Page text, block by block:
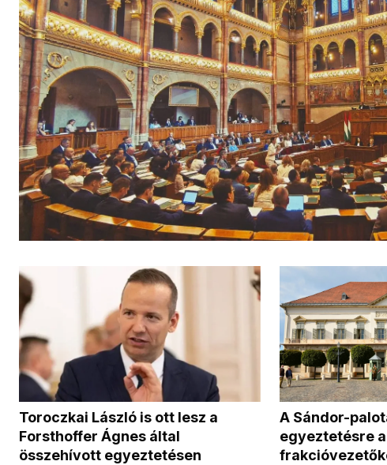
Toroczkai László is ott lesz a
Forsthoffer Ágnes által
összehívott egyeztetésen
A Sándor-
egyeztetésre